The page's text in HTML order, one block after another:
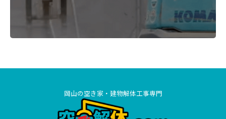
岡山の空き家・建物解体工事専門